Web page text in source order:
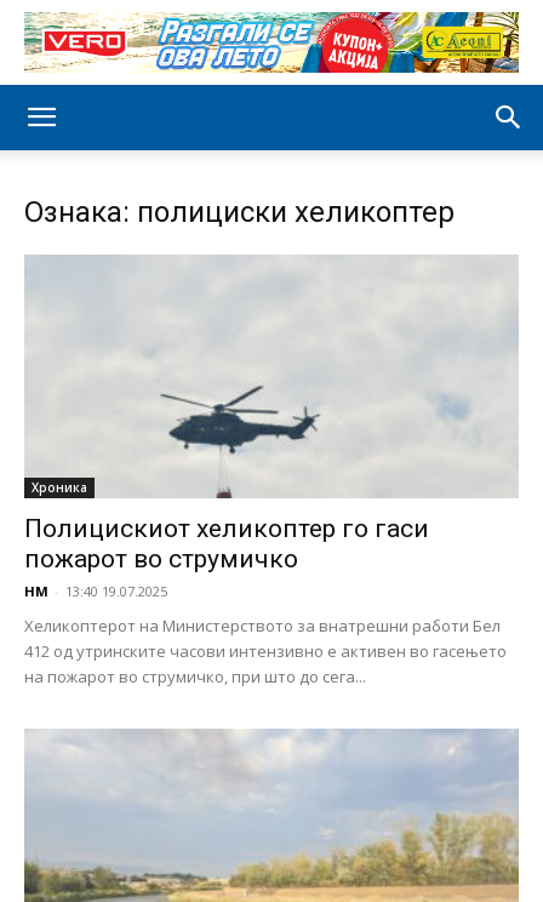
Ознака: полициски хеликоптер
Хроника
Полицискиот хеликоптер го гаси
пожарот во струмичко
НМ - 13:40 19.07.2025
Хеликоптерот на Министерството за внатрешни работи Бел
412 од утринските часови интензивно е активен во гасењето
на пожарот во струмичко, при што до сега...